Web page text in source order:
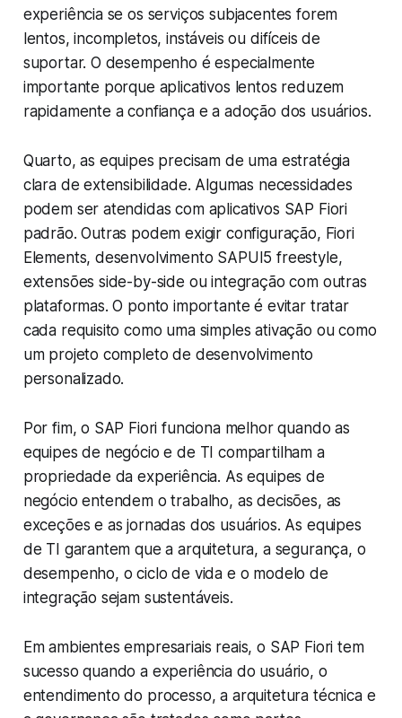
experiência se os serviços subjacentes forem
lentos, incompletos, instáveis ou difíceis de
suportar. O desempenho é especialmente
importante porque aplicativos lentos reduzem
rapidamente a confiança e a adoção dos usuários.
Quarto, as equipes precisam de uma estratégia
clara de extensibilidade. Algumas necessidades
podem ser atendidas com aplicativos SAP Fiori
padrão. Outras podem exigir configuração, Fiori
Elements, desenvolvimento SAPUI5 freestyle,
extensões side-by-side ou integração com outras
plataformas. O ponto importante é evitar tratar
cada requisito como uma simples ativação ou como
um projeto completo de desenvolvimento
personalizado.
Por fim, o SAP Fiori funciona melhor quando as
equipes de negócio e de TI compartilham a
propriedade da experiência. As equipes de
negócio entendem o trabalho, as decisões, as
exceções e as jornadas dos usuários. As equipes
de TI garantem que a arquitetura, a segurança, o
desempenho, o ciclo de vida e o modelo de
integração sejam sustentáveis.
Em ambientes empresariais reais, o SAP Fiori tem
sucesso quando a experiência do usuário, o
entendimento do processo, a arquitetura técnica e